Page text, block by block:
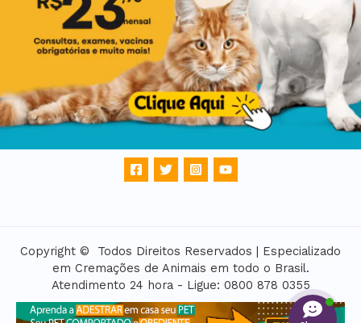
Copyright © Todos Direitos Reservados | Especializado
em Cremações de Animais em todo o Brasil.
Atendimento 24 hora - Ligue: 0800 878 0355